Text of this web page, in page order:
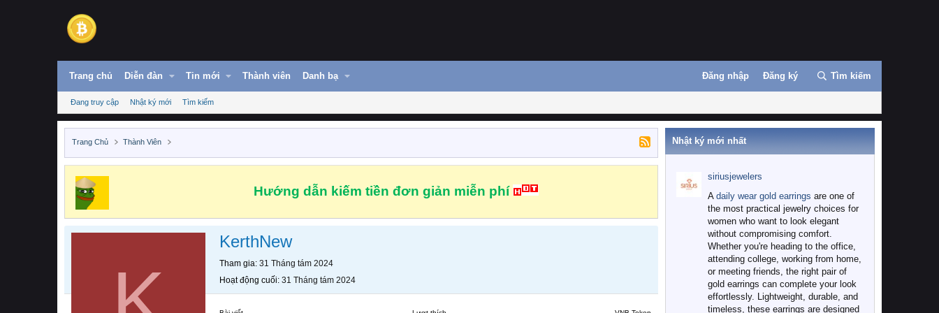
Trang chủ Diễn đàn Tin mới Thành viên Danh bạ Đăng nhập Đăng ký Tìm kiếm
Đang truy cập Nhật ký mới Tìm kiếm
Trang Chủ Thành Viên
Hướng dẫn kiếm tiền đơn giản miễn phí
KerthNew
Tham gia 31 Tháng tám 2024
Hoạt động cuối 31 Tháng tám 2024
Nhật ký mới nhất
siriusjewelers
A daily wear gold earrings are one of
the most practical jewelry choices for
women who want to look elegant
without compromising comfort.
Whether you're heading to the office,
attending college, working from home,
or meeting friends, the right pair of
gold earrings can complete your look
effortlessly. Lightweight, durable, and
timeless, these earrings are designed